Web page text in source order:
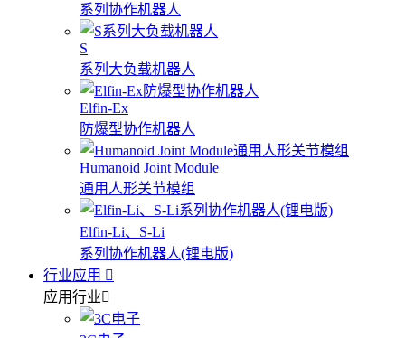
系列协作机器人
S
系列大负载机器人
Elfin-Ex
防爆型协作机器人
Humanoid Joint Module
通用人形关节模组
Elfin-Li、S-Li
系列协作机器人(锂电版)
行业应用
应用行业